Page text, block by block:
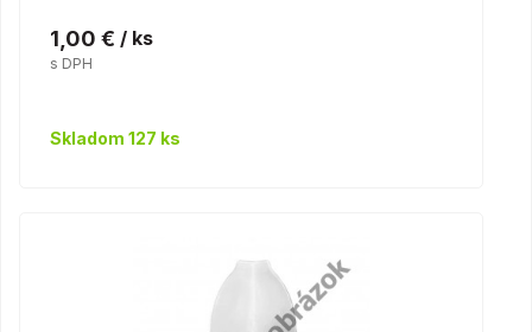
1,00 € / ks
s DPH
Skladom 127 ks